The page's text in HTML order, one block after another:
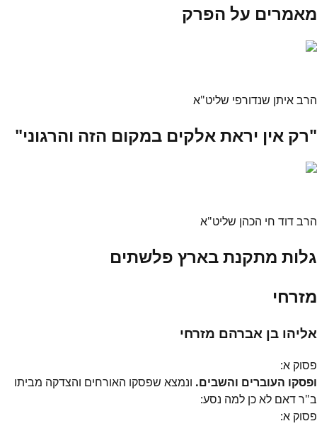
מאמרים על הפרק
הרב איתן שנדורפי שליט"א
"רק אין יראת אלקים במקום הזה והרגוני"
הרב דוד חי הכהן שליט"א
גלות מתקנת בארץ פלשתים
מזרחי
אליהו בן אברהם מזרחי
פסוק א:
ופסקו העוברים והשבים. ונמצא שפסקו האורחים והצדקה מביתו
ב"ר דאם לא כן למה נסע:
פסוק א: